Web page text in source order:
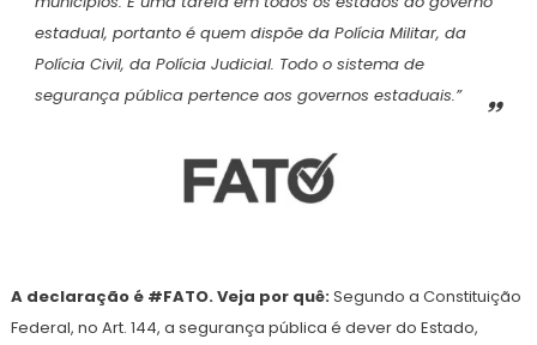
estadual, portanto é quem dispõe da Polícia Militar, da
Polícia Civil, da Polícia Judicial. Todo o sistema de
segurança pública pertence aos governos estaduais.”
A declaração é #FATO. Veja por quê:Segundo a Constituição
Federal, no Art. 144, a segurança pública é dever do Estado,